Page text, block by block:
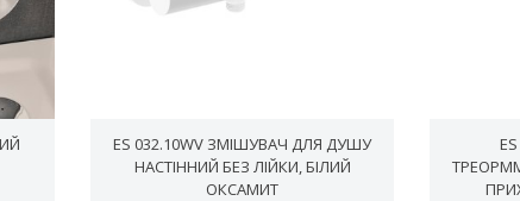
ES 032.10WV ЗМІШУВАЧ ДЛЯ ДУШУ
НАСТІННИЙ БЕЗ ЛІЙКИ, БІЛИЙ
ОКСАМИТ